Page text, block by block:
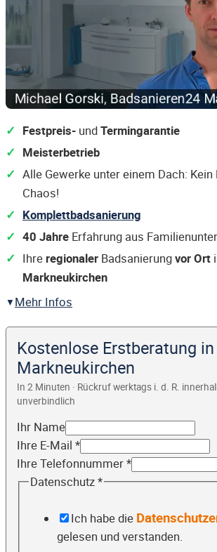
Festpreis- undTermingarantie
Meisterbetrieb
Alle Gewerke unter einem Dach:
Chaos!
Komplettbadsanierung
40 Jahre Erfahrung aus
Ihre regionaler Badsanierungvor Ort
Markneukirchen
Mehr Infos
Kostenlose Erstberatung in
Markneukirchen
In 2 Minuten · Rückruf werktags i. d. R.
unverbindlich
Ihr Name
Ihre E-Mail *
Ihre Telefonnummer*
Datenschutz*
Ich habe die
gelesen und verstanden.